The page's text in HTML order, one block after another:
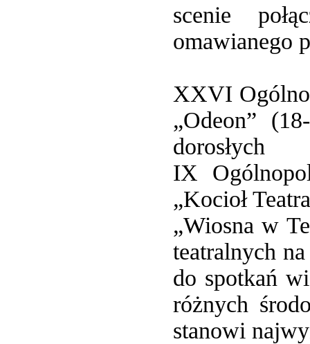
scenie
omawianego
XXVI
„Odeon”
dorosłych
IX
„Kocioł
„Wiosna w
teatralnych
do spotkań
różnych
stanowi